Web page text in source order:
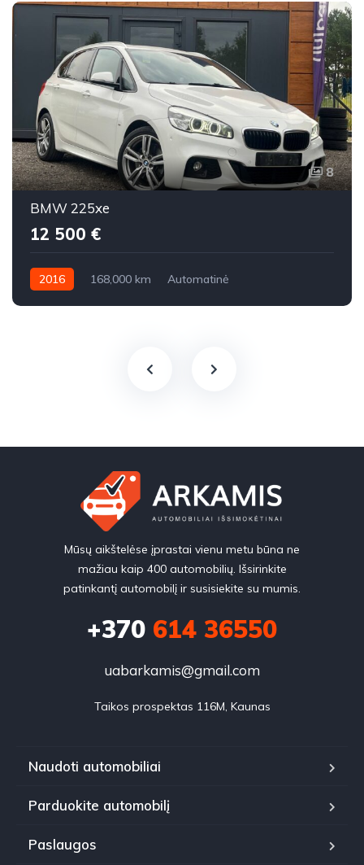
8
BMW 225xe
12 500 €
2016 168,000 km
Automatinė
Mūsų aikštelėse įprastai vienu metu būna ne
mažiau kaip 400 automobilių. Išsirinkite
patinkantį automobilį ir susisiekite su mumis.
+370 614 36550
uabarkamis@gmail.com
Taikos prospektas 116M, Kaunas
Naudoti automobiliai
Parduokite automobilį
Paslaugos